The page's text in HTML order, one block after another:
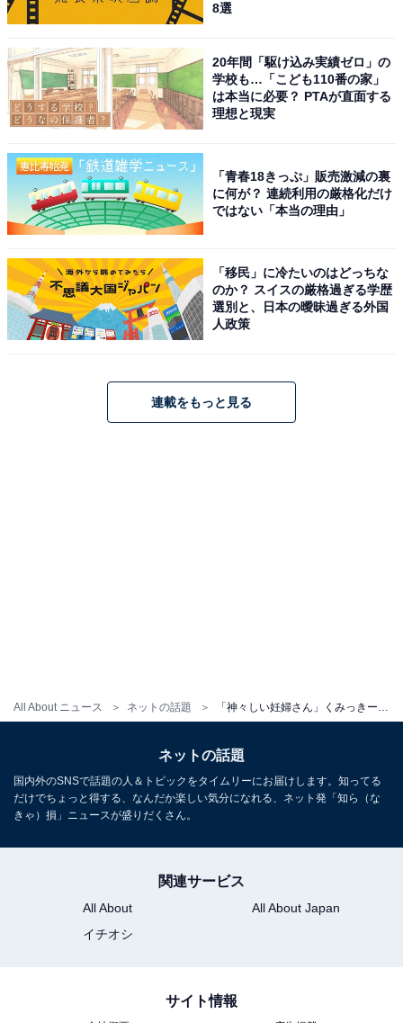
All About ニュース ネットの話題 「神々しい妊婦さん」くみっきー、イケメン夫＆息子との家族ショット公開！ 「とても素敵」「可愛い」
8選
20年間「駆け込み実績ゼロ」の
学校も…「こども110番の家」
は本当に必要？ PTAが直面する
理想と現実
「青春18きっぷ」販売激減の裏
に何が？ 連続利用の厳格化だけ
ではない「本当の理由」
「移民」に冷たいのはどっちな
のか？ スイスの厳格過ぎる学歴
選別と、日本の曖昧過ぎる外国
人政策
連載をもっと見る
ネットの話題
国内外のSNSで話題の人＆トピックをタイムリーにお届けします。知ってる
だけでちょっと得する、なんだか楽しい気分になれる、ネット発「知ら（な
きゃ）損」ニュースが盛りだくさん。
関連サービス
All About
All About Japan
イチオシ
サイト情報